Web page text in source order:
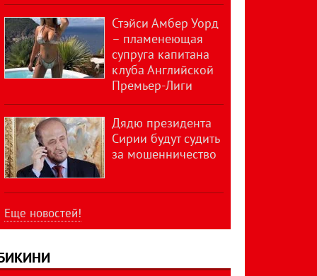
Стэйси Амбер Уорд
– пламенеющая
супруга капитана
клуба Английской
Премьер-Лиги
Дядю президента
Сирии будут судить
за мошенничество
Еще новостей!